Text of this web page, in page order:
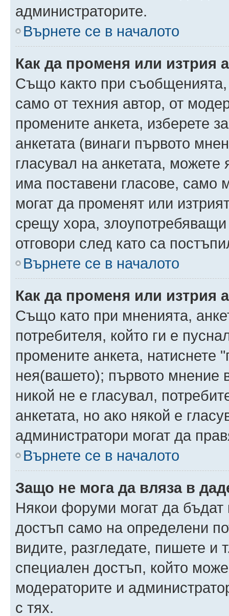
администраторите.
Върнете се в началото
Как да променя или изтрия
Също както при съобщенията,
само от техния автор, от
промените анкета, изберете
анкетата (винаги първото
гласувал на анкетата,
има поставени гласове, само
могат да променят или
срещу хора,
отговори след като са
Върнете се в началото
Как да променя или изтрия
Също като при мненията,
потребителя, който ги е
промените анкета, натиснете
нея(вашето); първото мнение
никой не е гласувал,
анкетата, но ако някой е
администратори могат да
Върнете се в началото
Защо не мога да вляза в
Някои форуми могат да бъдат
достъп само на определени
видите, разгледате, пишете
специален достъп, който
модераторите и
с тях.